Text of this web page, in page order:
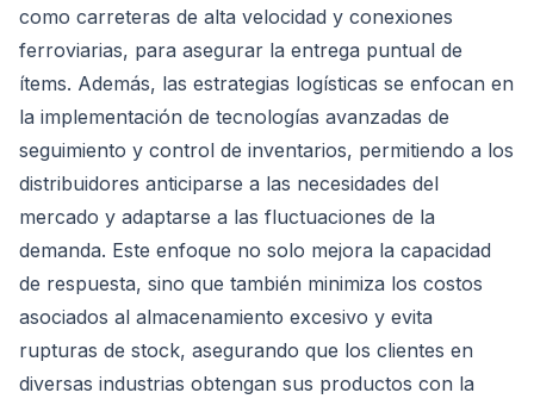
como carreteras de alta velocidad y conexiones
ferroviarias, para asegurar la entrega puntual de
ítems. Además, las estrategias logísticas se enfocan en
la implementación de tecnologías avanzadas de
seguimiento y control de inventarios, permitiendo a los
distribuidores anticiparse a las necesidades del
mercado y adaptarse a las fluctuaciones de la
demanda. Este enfoque no solo mejora la capacidad
de respuesta, sino que también minimiza los costos
asociados al almacenamiento excesivo y evita
rupturas de stock, asegurando que los clientes en
diversas industrias obtengan sus productos con la